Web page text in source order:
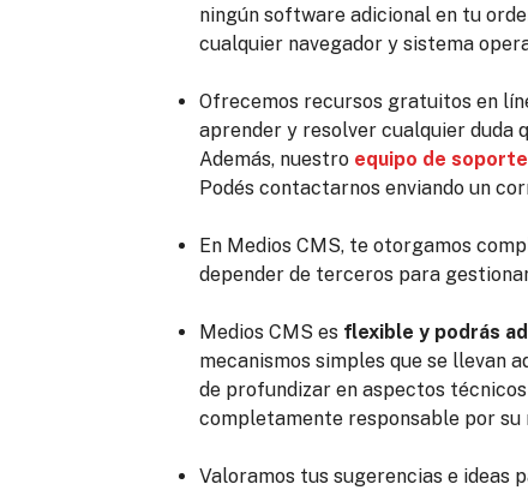
ningún software adicional en tu
cualquier navegador y sistema
Ofrecemos recursos gratuitos en
aprender y resolver cualquier duda
Además, nuestro equipo de soporte
Podés contactarnos enviando un
En Medios CMS, te otorgamos
depender de terceros para
Medios CMS es flexible y podrás
mecanismos simples que se llevan
de profundizar en aspectos
completamente responsable por su
Valoramos tus sugerencias e ideas